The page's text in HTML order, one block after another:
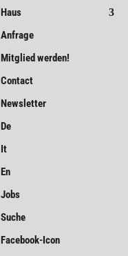
Haus
Anfrage
Mitglied werden!
Contact
Newsletter
De
It
En
Jobs
Suche
Facebook-Icon